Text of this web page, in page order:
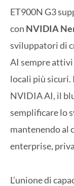
ET900N G3
con NVIDIA
sviluppatori di
AI sempre
locali più
NVIDIA AI, il
semplificare lo
mantenendo al
enterprise,
L’unione di